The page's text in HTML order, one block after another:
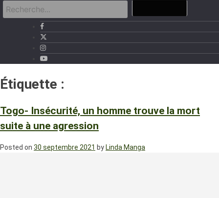
Étiquette :
Togo- Insécurité, un homme trouve la mort
suite à une agression
Posted on 30 septembre 2021 by Linda Manga